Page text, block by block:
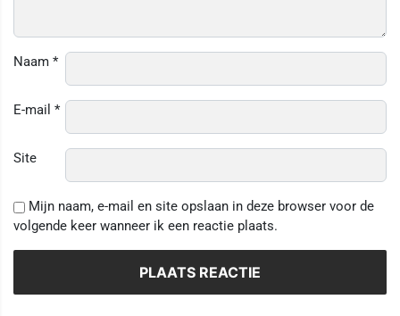
Naam *
E-mail *
Site
Mijn naam, e-mail en site opslaan in deze browser voor de
volgende keer wanneer ik een reactie plaats.